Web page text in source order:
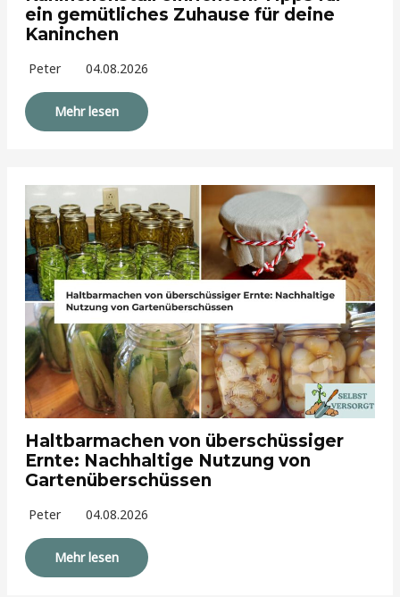
ein gemütliches Zuhause für deine
Kaninchen
Peter 04.08.2026
Mehr lesen
Haltbarmachen von überschüssiger
Ernte: Nachhaltige Nutzung von
Gartenüberschüssen
Peter 04.08.2026
Mehr lesen